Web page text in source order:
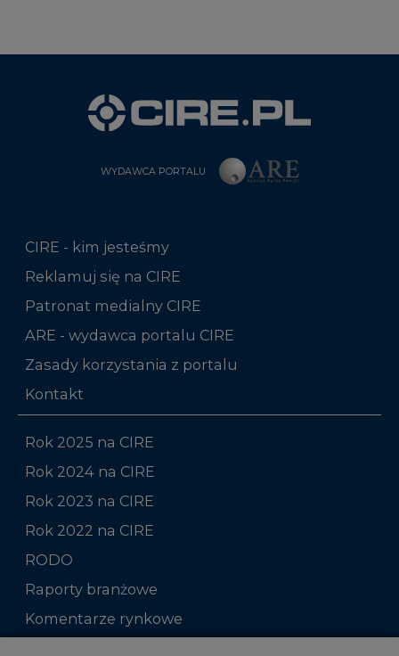
WYDAWCA PORTALU
CIRE - kim jesteśmy
Reklamuj się na CIRE
Patronat medialny CIRE
ARE - wydawca portalu CIRE
Zasady korzystania z portalu
Kontakt
Rok 2025 na CIRE
Rok 2024 na CIRE
Rok 2023 na CIRE
Rok 2022 na CIRE
RODO
Raporty branżowe
Komentarze rynkowe